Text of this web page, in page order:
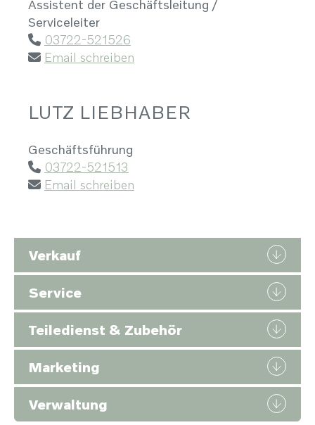
Assistent der Geschäftsleitung /
Serviceleiter
03722-521526
Email schreiben
LUTZ LIEBHABER
Geschäftsführung
03722-521513
Email schreiben
Verkauf
Service
Teiledienst & Zubehör
Marketing
Verwaltung